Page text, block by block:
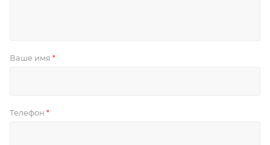
Ваше имя *
Телефон *